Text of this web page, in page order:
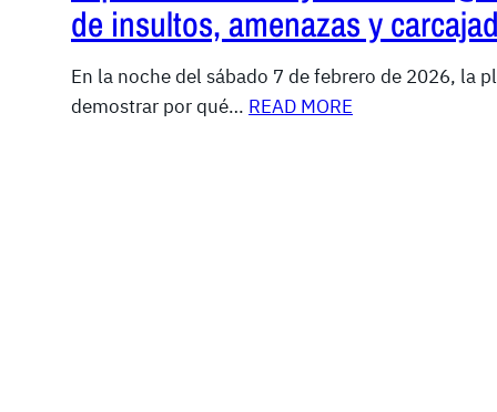
de insultos, amenazas y
En la noche del sábado 7 de febrero de 2026, la
demostrar por qué… READ MORE